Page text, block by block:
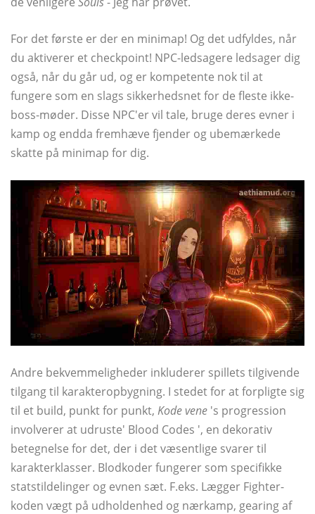
For det første er der en minimap! Og det udfyldes, når
du aktiverer et checkpoint! NPC-ledsagere ledsager dig
også, når du går ud, og er kompetente nok til at
fungere som en slags sikkerhedsnet for de fleste ikke-
boss-møder. Disse NPC'er vil tale, bruge deres evner i
kamp og endda fremhæve fjender og ubemærkede
skatte på minimap for dig.
Andre bekvemmeligheder inkluderer spillets tilgivende
tilgang til karakteropbygning. I stedet for at forpligte sig
til et build, punkt for punkt, Kode vene 's progression
involverer at udruste' Blood Codes ', en dekorativ
betegnelse for det, der i det væsentlige svarer til
karakterklasser. Blodkoder fungerer som specifikke
statstildelinger og evnen sæt. F.eks. Lægger Fighter-
koden vægt på udholdenhed og nærkamp, ​​gearing af